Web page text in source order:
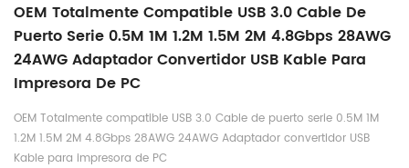
OEM Totalmente Compatible USB 3.0 Cable De
Puerto Serie 0.5M 1M 1.2M 1.5M 2M 4.8Gbps 28AWG
24AWG Adaptador Convertidor USB Kable Para
Impresora De PC
OEM Totalmente compatible USB 3.0 Cable de puerto serie 0.5M 1M
1.2M 1.5M 2M 4.8Gbps 28AWG 24AWG Adaptador convertidor USB
Kable para impresora de PC